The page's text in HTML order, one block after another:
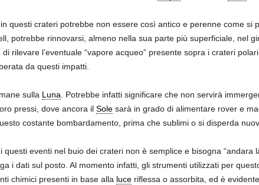
questi crateri potrebbe non essere così antico e perenne come si
potrebbe rinnovarsi, almeno nella sua parte più superficiale, nel
l’eventuale “vapore acqueo” presente sopra i crateri
da questi impatti.
sulla Luna . Potrebbe infatti significare che non servirà
pressi, dove ancora il Solesarà in grado di alimentare rover e
costante bombardamento, prima che sublimi o si disperda
eventi nel buio dei crateri non è semplice e bisogna “andara
i dati sul posto. Al momento infatti, gli strumenti utilizzati per
chimici presenti in base alla luceriflessa o assorbita, ed è